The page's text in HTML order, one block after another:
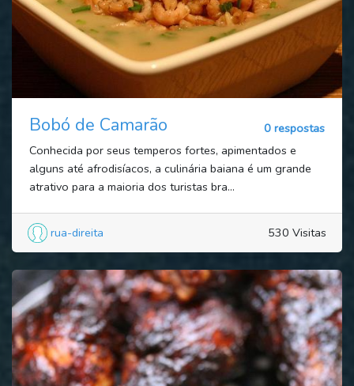
Bobó de Camarão
0 respostas
Conhecida por seus temperos fortes, apimentados e
alguns até afrodisíacos, a culinária baiana é um grande
atrativo para a maioria dos turistas bra...
rua-direita 530 Visitas